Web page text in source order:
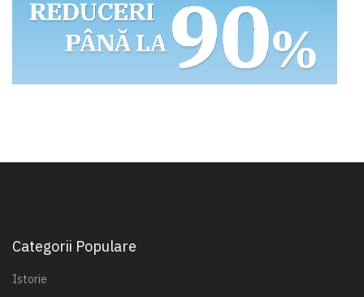
Categorii Populare
Istorie